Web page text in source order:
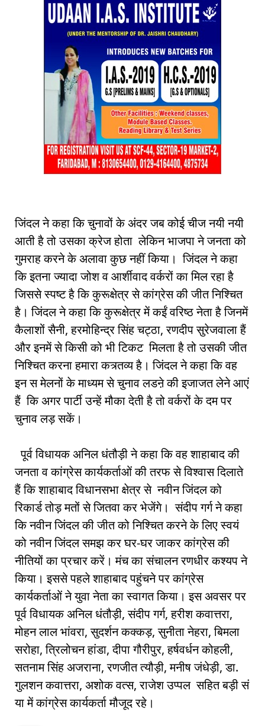
जिंदल ने कहा कि चुनावों के अंदर जब कोई चीज नयी नयी
आती है तो उसका क्रेज होता लेकिन भाजपा ने जनता को
गुमराह करने के अलावा कुछ नहीं किया। जिंदल ने कहा
कि इतना ज्यादा जोश व आर्शीवाद वर्करों का मिल रहा है
जिससे स्पष्ट है कि कुरूक्षेत्र से कांग्रेस की जीत निश्चित
है। जिंदल ने कहा कि कुरूक्षेत्र में कईं वरिष्ठ नेता है जिनमें
कैलाशों सैनी, हरमोहिन्द्र सिंह चट्ठा, रणदीप सुरेजवाला हैं
और इनमें से किसी को भी टिकट मिलता है तो उसकी जीत
निश्चित करना हमारा कत्र्तव्य है। जिंदल ने कहा कि वह
इन स मेलनों के माध्यम से चुनाव लडऩे की इजाजत लेने आएं
हैं कि अगर पार्टी उन्हें मौका देती है तो वर्करों के दम पर
चुनाव लड़ सकें।
पूर्व विधायक अनिल धंतौड़ी ने कहा कि वह शाहाबाद की
जनता व कांग्रेस कार्यकर्ताओं की तरफ से विश्वास दिलाते
हैं कि शाहाबाद विधानसभा क्षेत्र से नवीन जिंदल को
रिकार्ड तोड़ मतों से जितवा कर भेजेंगे। संदीप गर्ग ने कहा
कि नवीन जिंदल की जीत को निश्चित करने के लिए स्वयं
को नवीन जिंदल समझ कर घर-घर जाकर कांग्रेस की
नीतियों का प्रचार करें। मंच का संचालन रणधीर कश्यप ने
किया। इससे पहले शाहाबाद पहुंचने पर कांग्रेस
कार्यकर्ताओं ने युवा नेता का स्वागत किया। इस अवसर पर
पूर्व विधायक अनिल धंतौड़ी, संदीप गर्ग, हरीश कवात्तरा,
मोहन लाल भांवरा, सुदर्शन कक्कड़, सुनीता नेहरा, बिमला
सरोहा, त्रिलोचन हांडा, दीपा गौरीपुर, हर्षवर्धन कोहली,
सतनाम सिंह अजराना, रणजीत त्यौड़ी, मनीष जंधेड़ी, डा.
गुलशन कवात्तरा, अशोक वत्स, राजेश उप्पल सहित बड़ी सं
या में कांग्रेस कार्यकर्ता मौजूद रहे।